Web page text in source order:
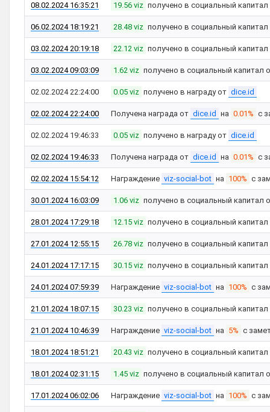
08.02.2024 16:35:21 19.56 viz получено в социальный
06.02.2024 18:19:21 28.48 viz получено в социальный
03.02.2024 20:19:18 22.12 viz получено в социальный
03.02.2024 09:03:09 1.62 viz получено в социальный капитал
02.02.2024 22:24:00 0.05 viz получено в награду от dice.id
02.02.2024 22:24:00 Получена награда от dice.id на 0.01% с
02.02.2024 19:46:33 0.05 viz получено в награду от dice.id
02.02.2024 19:46:33 Получена награда от dice.id на 0.01% с
02.02.2024 15:54:12 Награждение viz-social-bot на 100% с
30.01.2024 16:03:09 1.06 viz получено в социальный капитал
28.01.2024 17:29:18 12.15 viz получено в социальный
27.01.2024 12:55:15 26.78 viz получено в социальный
24.01.2024 17:17:15 30.15 viz получено в социальный
24.01.2024 07:59:39 Награждение viz-social-bot на 100% с
21.01.2024 18:07:15 30.23 viz получено в социальный
21.01.2024 10:46:39 Награждение viz-social-bot на 5% с
18.01.2024 18:51:21 20.43 viz получено в социальный
18.01.2024 02:31:15 1.45 viz получено в социальный капитал
17.01.2024 06:02:06 Награждение viz-social-bot на 100% с